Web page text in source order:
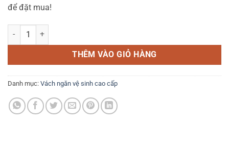
để đặt mua!
Bộ phụ kiện Hoode 1050 - HD1050 số lượng
THÊM VÀO GIỎ HÀNG
Danh mục: Vách ngăn vệ sinh cao cấp